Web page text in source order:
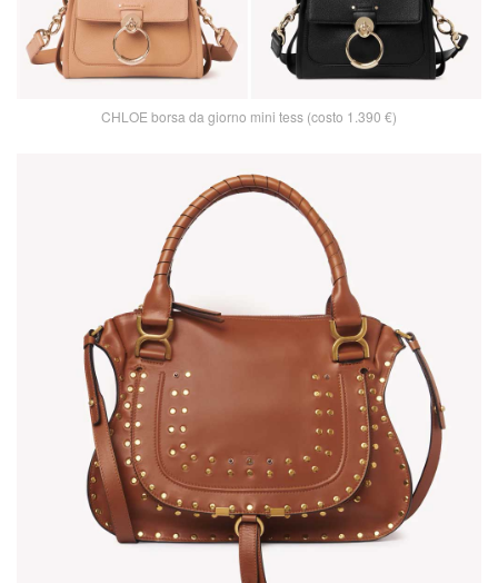
CHLOE borsa da giorno mini tess (costo 1.390 €)